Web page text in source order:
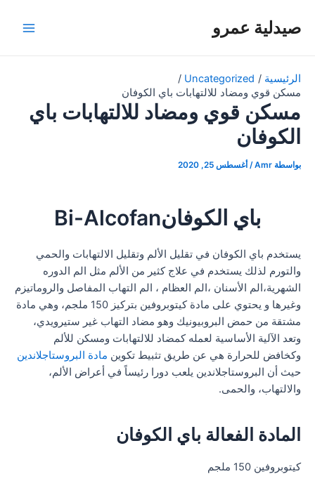
صيدلية عمرو
الرئيسية
Uncategorized
مسكن قوي ومضاد للالتهابات باي الكوفان
مسكن قوي ومضاد للالتهابات باي
الكوفان
بواسطة Amr
/ أغسطس 25, 2020
باي الكوفانBi-Alcofan
يستخدم باي الكوفان في تقليل الألم وتقليل الالتهابات والحمي
والتورم لذلك يستخدم في علاج كثير من الألم مثل الم الدوره
الشهرية،الم الأسنان ،الم العظام ، الم التهاب المفاصل والروماتيزم
وغيرها و يحتوي على مادة كيتوبروفين بتركيز 150 ملجم، وهي مادة
مشتقة من حمض البروبيونيك وهو مضاد التهاب غير ستيرويدي،
وتعد الآلية الأساسية لعمله كمضاد للالتهابات ومسكن للألم
وكخافض للحرارة هي عن طريق تثبيط تكوين مادة البروستاجلاندين
حيث أن البروستاجلاندين يلعب دورا رئيساً في أعراض الألم،
والالتهاب، والحمى.
المادة الفعالة باي الكوفان
كيتوبروفين 150 ملجم